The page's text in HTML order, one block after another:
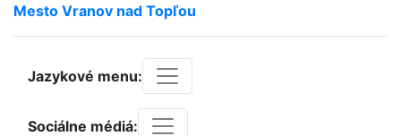
Mesto Vranov nad Topľou
Jazykové menu:
Sociálne médiá: